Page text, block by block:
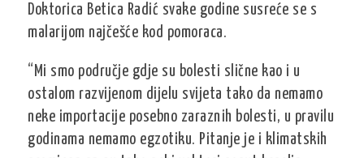
Doktorica Betica Radić svake godine susreće se s
malarijom najčešće kod pomoraca.
“Mi smo područje gdje su bolesti slične kao i u
ostalom razvijenom dijelu svijeta tako da nemamo
neke importacije posebno zaraznih bolesti, u pravilu
godinama nemamo egzotiku. Pitanje je i klimatskih